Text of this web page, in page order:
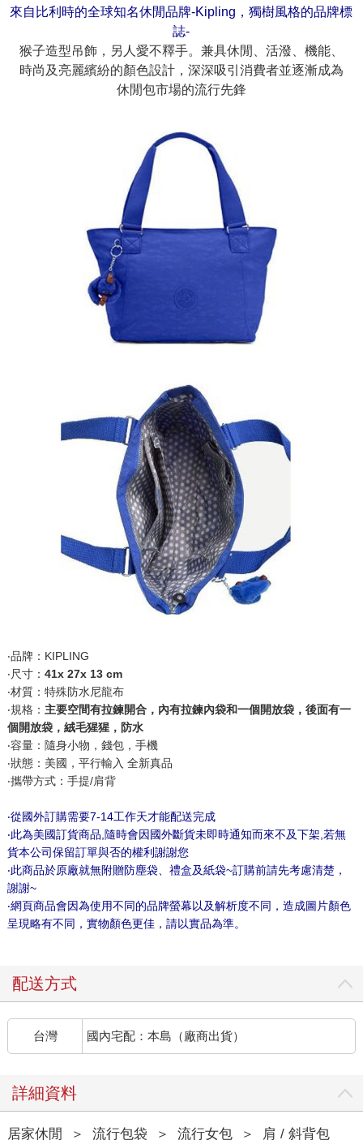
來自比利時的全球知名休閒品牌-Kipling，獨樹風格的品牌標
誌-
猴子造型吊飾，另人愛不釋手。兼具休閒、活潑、機能、
時尚及亮麗繽紛的顏色設計，深深吸引消費者並逐漸成為
休閒包市場的流行先鋒
‧品牌：KIPLING
‧尺寸： 41x 27x 13 cm
‧材質：特殊防水尼龍布
‧規格： 主要空間有拉鍊開合，內有拉鍊內袋和一個開放袋，後面有一
個開放袋，絨毛猩猩，防水
‧容量：隨身小物，錢包，手機
‧狀態：美國，平行輸入 全新真品
‧攜帶方式：手提/肩背
‧從國外訂購需要7-14工作天才能配送完成
‧此為美國訂貨商品,隨時會因國外斷貨未即時通知而來不及下架,若無
貨本公司保留訂單與否的權利謝謝您
‧此商品於原廠就無附贈防塵袋、禮盒及紙袋~訂購前請先考慮清楚，
謝謝~
‧網頁商品會因為使用不同的品牌螢幕以及解析度不同，造成圖片顏色
呈現略有不同，實物顏色更佳，請以實品為準。
配送方式
台灣 國內宅配：本島（廠商出貨）
詳細資料
居家休閒 ＞ 流行包袋 ＞ 流行女包 ＞ 肩 / 斜背包